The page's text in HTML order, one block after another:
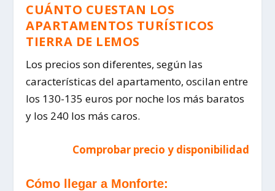
CUÁNTO CUESTAN LOS
APARTAMENTOS TURÍSTICOS
TIERRA DE LEMOS
Los precios son diferentes, según las
características del apartamento, oscilan entre
los 130-135 euros por noche los más baratos
y los 240 los más caros.
Comprobar precio y disponibilidad
Cómo llegar a Monforte: